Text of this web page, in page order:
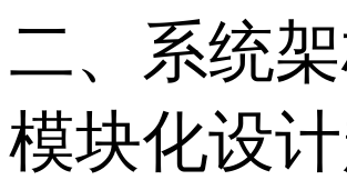
二、系统
模块化设